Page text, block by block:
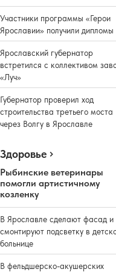
Участники программы «Герои
Ярославии» получили дипломы
Ярославский губернатор
встретился с коллективом
«Луч»
Губернатор проверил ход
строительства третьего моста
через Волгу в Ярославле
Здоровье
Рыбинские ветеринары
помогли артистичному
козленку
В Ярославле сделают фасад и
смонтируют подсветку в
больнице
В фельдшерско-акушерских